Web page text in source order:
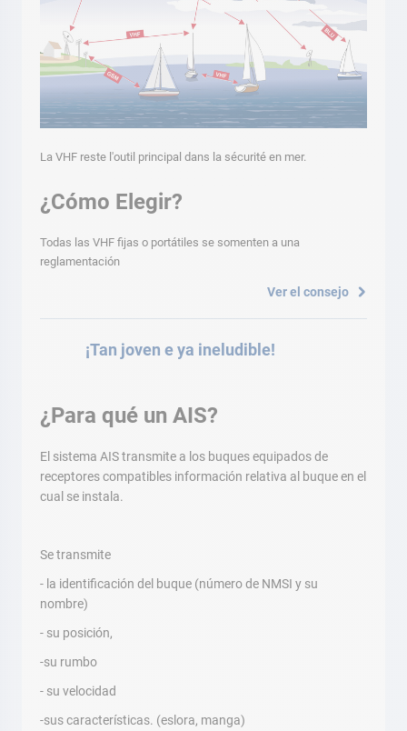
La VHF reste l'outil principal dans la sécurité en mer.
¿Cómo Elegir?
Todas las VHF fijas o portátiles se somenten a una
reglamentación
Ver el consejo
¡Tan joven e ya ineludible!
¿Para qué un AIS?
El sistema AIS transmite a los buques equipados de
receptores compatibles información relativa al buque en el
cual se instala.
Se transmite
- la identificación del buque (número de NMSI y su
nombre)
- su posición,
-su rumbo
- su velocidad
-sus características. (eslora, manga)